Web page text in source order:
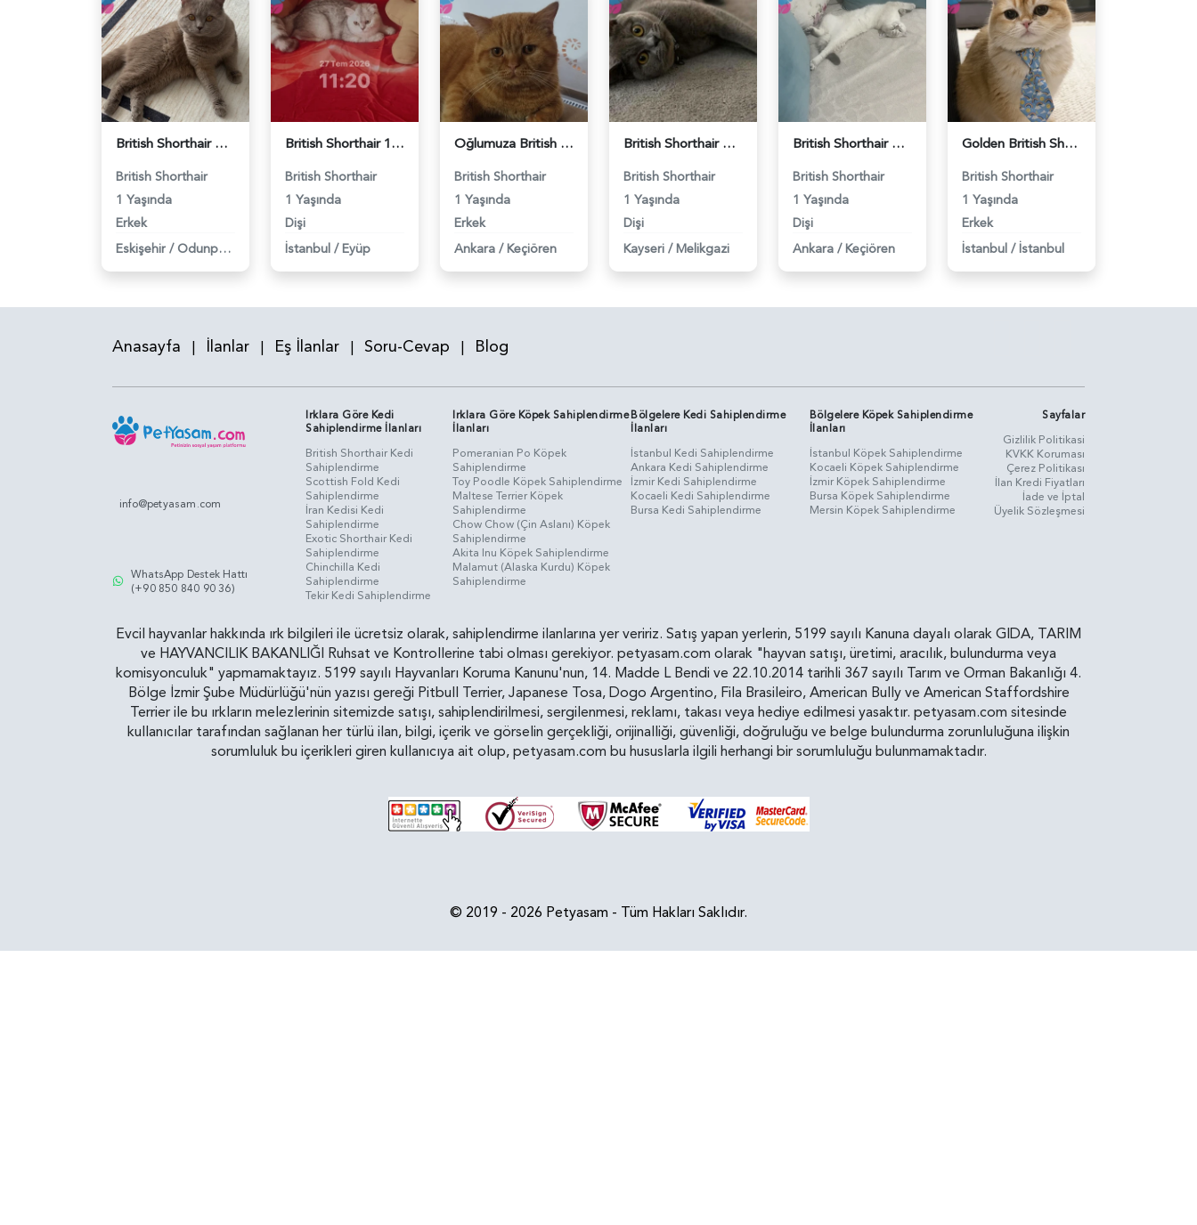
British Shorthair Oğlumuza eş arıyoruz - 118984638
British Shorthair
1 Yaşında
Erkek
Eskişehir / Odunpazarı
British Shorthair 11 Aylık Kızım Eş Arıyor - 118984640
British Shorthair
1 Yaşında
Dişi
İstanbul / Eyüp
Oğlumuza British güzel dişi arıyoruz - 118984620
British Shorthair
1 Yaşında
Erkek
Ankara / Keçiören
British Shorthair Kızım Mila'ya eş arıyorum - 118984614
British Shorthair
1 Yaşında
Dişi
Kayseri / Melikgazi
British Shorthair Dişi Kedim Eş Arıyor - 118984618
British Shorthair
1 Yaşında
Dişi
Ankara / Keçiören
Golden British Shorthair 1 Yaşında Eş Arıyor - 118984604
British Shorthair
1 Yaşında
Erkek
İstanbul / İstanbul
Anasayfa | İlanlar | Eş İlanlar | Soru-Cevap | Blog
info@petyasam.com
WhatsApp Destek Hattı
(+90 850 840 90 36)
Irklara Göre Kedi
Sahiplendirme İlanları
British Shorthair Kedi
Sahiplendirme
Scottish Fold Kedi
Sahiplendirme
İran Kedisi Kedi
Sahiplendirme
Exotic Shorthair Kedi
Sahiplendirme
Chinchilla Kedi
Sahiplendirme
Tekir Kedi Sahiplendirme
Irklara Göre Köpek Sahiplendirme
İlanları
Pomeranian Po Köpek
Sahiplendirme
Toy Poodle Köpek Sahiplendirme
Maltese Terrier Köpek
Sahiplendirme
Chow Chow (Çin Aslanı) Köpek
Sahiplendirme
Akita Inu Köpek Sahiplendirme
Malamut (Alaska Kurdu) Köpek
Sahiplendirme
Bölgelere Kedi Sahiplendirme
İlanları
İstanbul Kedi Sahiplendirme
Ankara Kedi Sahiplendirme
İzmir Kedi Sahiplendirme
Kocaeli Kedi Sahiplendirme
Bursa Kedi Sahiplendirme
Bölgelere Köpek Sahiplendirme
İlanları
İstanbul Köpek Sahiplendirme
Kocaeli Köpek Sahiplendirme
İzmir Köpek Sahiplendirme
Bursa Köpek Sahiplendirme
Mersin Köpek Sahiplendirme
Sayfalar
Gizlilik Politikasi
KVKK Koruması
Çerez Politikası
İlan Kredi Fiyatları
İade ve İptal
Üyelik Sözleşmesi
Evcil hayvanlar hakkında ırk bilgileri ile ücretsiz olarak, sahiplendirme ilanlarına yer veririz. Satış yapan yerlerin, 5199 sayılı Kanuna dayalı olarak GIDA, TARIM
ve HAYVANCILIK BAKANLIĞI Ruhsat ve Kontrollerine tabi olması gerekiyor. petyasam.com olarak "hayvan satışı, üretimi, aracılık, bulundurma veya
komisyonculuk" yapmamaktayız. 5199 sayılı Hayvanları Koruma Kanunu'nun, 14. Madde L Bendi ve 22.10.2014 tarihli 367 sayılı Tarım ve Orman Bakanlığı 4.
Bölge İzmir Şube Müdürlüğü'nün yazısı gereği Pitbull Terrier, Japanese Tosa, Dogo Argentino, Fila Brasileiro, American Bully ve American Staffordshire
Terrier ile bu ırkların melezlerinin sitemizde satışı, sahiplendirilmesi, sergilenmesi, reklamı, takası veya hediye edilmesi yasaktır. petyasam.com sitesinde
kullanıcılar tarafından sağlanan her türlü ilan, bilgi, içerik ve görselin gerçekliği, orijinalliği, güvenliği, doğruluğu ve belge bulundurma zorunluluğuna ilişkin
sorumluluk bu içerikleri giren kullanıcıya ait olup, petyasam.com bu hususlarla ilgili herhangi bir sorumluluğu bulunmamaktadır.
© 2019 - 2026 Petyasam - Tüm Hakları Saklıdır.